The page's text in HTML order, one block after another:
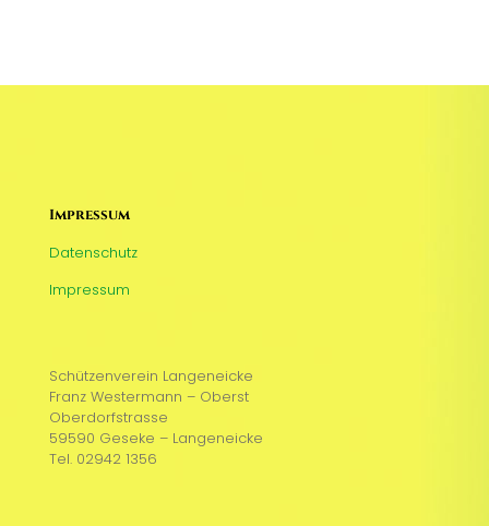
Impressum
Datenschutz
Impressum
Schützenverein Langeneicke
Franz Westermann – Oberst
Oberdorfstrasse
59590 Geseke – Langeneicke
Tel. 02942 1356